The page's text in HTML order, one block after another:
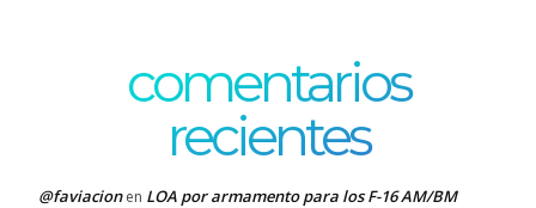
comentarios
recientes
@faviacionen LOA por armamento para los F-16 AM/BM